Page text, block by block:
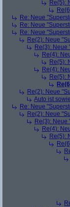
Re(5):
Re: Neue
Re: Neue
Re: Neue
Re(2): Neue
Re(3): Neue
Re(4):
Re(5):
Re(4):
Re(5):
Re(2): Neue
Auto ist
Re: Neue
Re(2): Neue
Re(3): Neue
Re(4):
Re(5):